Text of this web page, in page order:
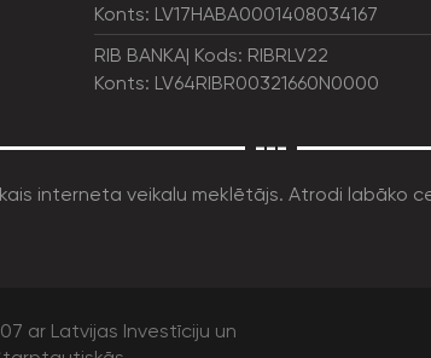
Konts: LV17HABA0001408034167
RIB BANKA| Kods: RIBRLV22
Konts: LV64RIBR00321660N0000
---
ar Latvijas Investīciju un